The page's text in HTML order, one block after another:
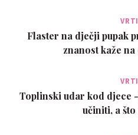
Flaster na dječji pupak
znanost kaže
Toplinski udar kod djece
učiniti, a